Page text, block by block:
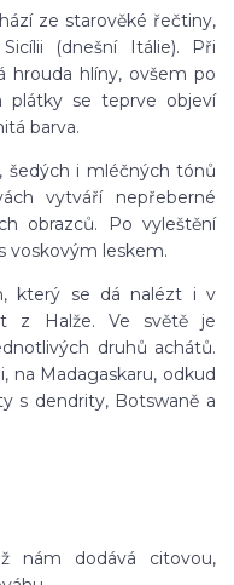
ze starověké řečtiny,
(dnešní Itálie). Při
hrouda hlíny, ovšem po
plátky se teprve objeví
barva.
šedých i mléčných tónů
vytváří nepřeberné
obrazců. Po vyleštění
voskovým leskem.
který se dá nalézt i v
z Halže. Ve světě je
druhů achátů.
na Madagaskaru, odkud
s dendrity, Botswaně a
nám dodává citovou,